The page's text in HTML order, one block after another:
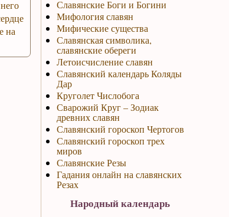
на
Славянские Боги и Богини
Мифология славян
Мифические существа
Славянская символика,
славянские обереги
Летоисчисление славян
Славянский календарь Коляды
Дар
Круголет Числобога
Сварожий Круг – Зодиак
древних славян
Славянский гороскоп Чертогов
Славянский гороскоп трех
миров
Славянские Резы
Гадания онлайн на славянских
Резах
Народный календарь